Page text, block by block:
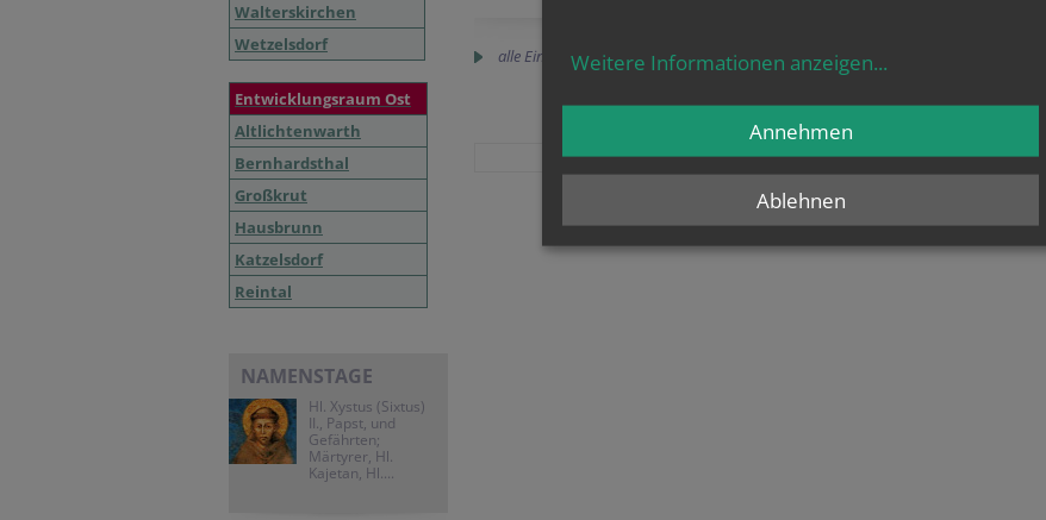
Walterskirchen
Wetzelsdorf
Entwicklungsraum Ost
Altlichtenwarth
Bernhardsthal
Großkrut
Hausbrunn
Katzelsdorf
Reintal
NAMENSTAGE
Hl. Xystus (Sixtus)
II., Papst, und
Gefährten;
Märtyrer, Hl.
Kajetan, Hl....
alle Einträge anzeigen
teilen tweet
Weitere Informationen anzeigen...
Ablehnen
Annehmen